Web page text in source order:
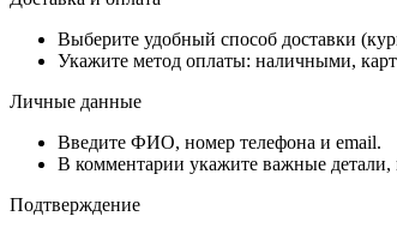
Выберите удобный способ доставки
Укажите метод оплаты: наличными,
Личные данные
Введите ФИО, номер телефона и email.
В комментарии укажите важные детали,
Подтверждение